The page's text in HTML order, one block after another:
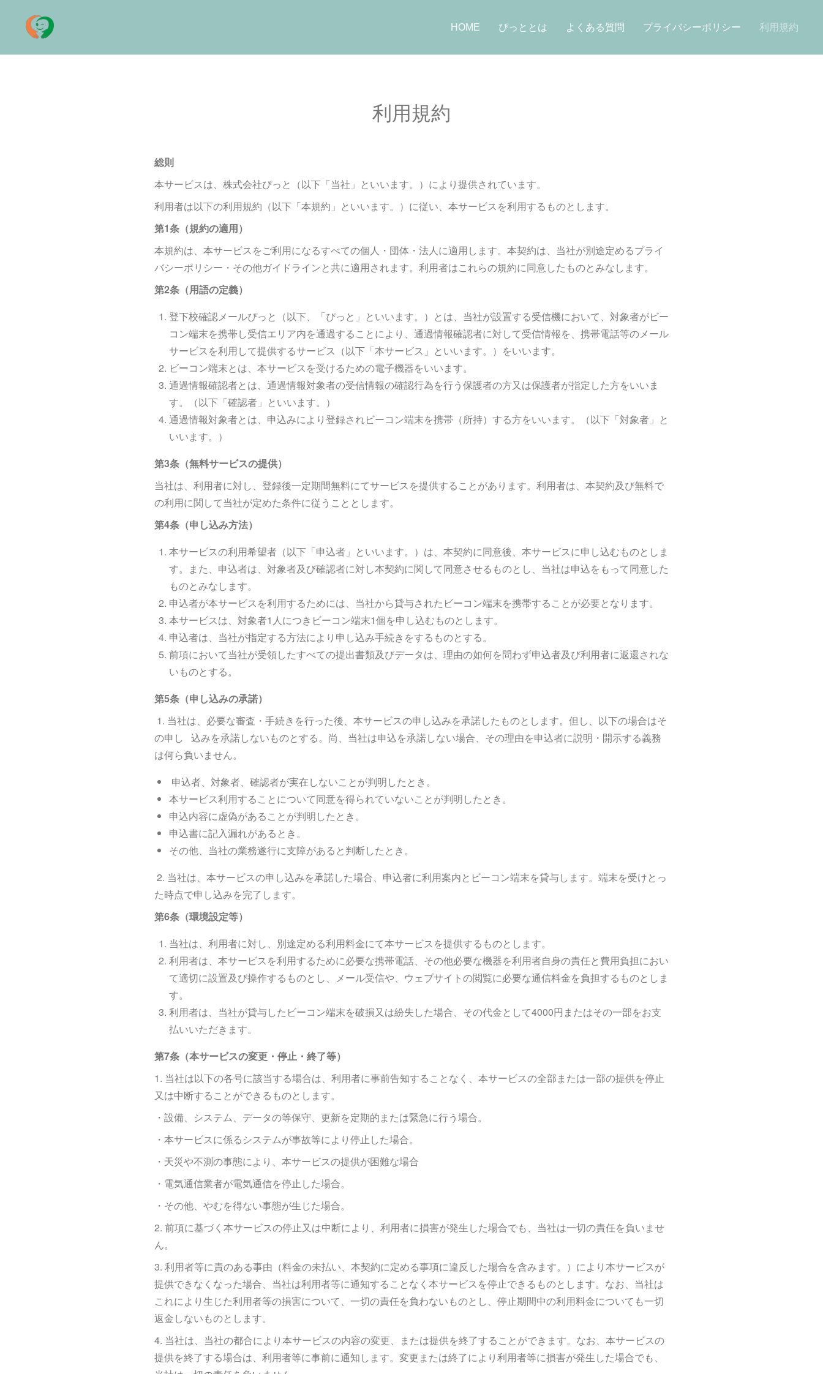
HOME ぴっととは よくある質問 プライバシーポリシー 利用規約
利用規約
総則
本サービスは、株式会社ぴっと（以下「当社」といいます。）により提供されています。
利用者は以下の利用規約（以下「本規約」といいます。）に従い、本サービスを利用するものとします。
第1条（規約の適用）
本規約は、本サービスをご利用になるすべての個人・団体・法人に適用します。本契約は、当社が別途定めるプライ
バシーポリシー・その他ガイドラインと共に適用されます。利用者はこれらの規約に同意したものとみなします。
第2条（用語の定義）
登下校確認メールぴっと（以下、「ぴっと」といいます。）とは、当社が設置する受信機において、対象者がビー
コン端末を携帯し受信エリア内を通過することにより、通過情報確認者に対して受信情報を、携帯電話等のメール
サービスを利用して提供するサービス（以下「本サービス」といいます。）をいいます。
ビーコン端末とは、本サービスを受けるための電子機器をいいます。
通過情報確認者とは、通過情報対象者の受信情報の確認行為を行う保護者の方又は保護者が指定した方をいいま
す。（以下「確認者」といいます。）
通過情報対象者とは、申込みにより登録されビーコン端末を携帯（所持）する方をいいます。（以下「対象者」と
いいます。）
第3条（無料サービスの提供）
当社は、利用者に対し、登録後一定期間無料にてサービスを提供することがあります。利用者は、本契約及び無料で
の利用に関して当社が定めた条件に従うこととします。
第4条（申し込み方法）
本サービスの利用希望者（以下「申込者」といいます。）は、本契約に同意後、本サービスに申し込むものとしま
す。また、申込者は、対象者及び確認者に対し本契約に関して同意させるものとし、当社は申込をもって同意した
ものとみなします。
申込者が本サービスを利用するためには、当社から貸与されたビーコン端末を携帯することが必要となります。
本サービスは、対象者1人につきビーコン端末1個を申し込むものとします。
申込者は、当社が指定する方法により申し込み手続きをするものとする。
前項において当社が受領したすべての提出書類及びデータは、理由の如何を問わず申込者及び利用者に返還されな
いものとする。
第5条（申し込みの承諾）
1. 当社は、必要な審査・手続きを行った後、本サービスの申し込みを承諾したものとします。但し、以下の場合はそ
の申し 込みを承諾しないものとする。尚、当社は申込を承諾しない場合、その理由を申込者に説明・開示する義務
は何ら負いません。
申込者、対象者、確認者が実在しないことが判明したとき。
本サービス利用することについて同意を得られていないことが判明したとき。
申込内容に虚偽があることが判明したとき。
申込書に記入漏れがあるとき。
その他、当社の業務遂行に支障があると判断したとき。
2. 当社は、本サービスの申し込みを承諾した場合、申込者に利用案内とビーコン端末を貸与します。端末を受けとっ
た時点で申し込みを完了します。
第6条（環境設定等）
当社は、利用者に対し、別途定める利用料金にて本サービスを提供するものとします。
利用者は、本サービスを利用するために必要な携帯電話、その他必要な機器を利用者自身の責任と費用負担におい
て適切に設置及び操作するものとし、メール受信や、ウェブサイトの閲覧に必要な通信料金を負担するものとしま
す。
利用者は、当社が貸与したビーコン端末を破損又は紛失した場合、その代金として4000円またはその一部をお支
払いいただきます。
第7条（本サービスの変更・停止・終了等）
1. 当社は以下の各号に該当する場合は、利用者に事前告知することなく、本サービスの全部または一部の提供を停止
又は中断することができるものとします。
・設備、システム、データの等保守、更新を定期的または緊急に行う場合。
・本サービスに係るシステムが事故等により停止した場合。
・天災や不測の事態により、本サービスの提供が困難な場合
・電気通信業者が電気通信を停止した場合。
・その他、やむを得ない事態が生じた場合。
2. 前項に基づく本サービスの停止又は中断により、利用者に損害が発生した場合でも、当社は一切の責任を負いませ
ん。
3. 利用者等に責のある事由（料金の未払い、本契約に定める事項に違反した場合を含みます。）により本サービスが
提供できなくなった場合、当社は利用者等に通知することなく本サービスを停止できるものとします。なお、当社は
これにより生じた利用者等の損害について、一切の責任を負わないものとし、停止期間中の利用料金についても一切
返金しないものとします。
4. 当社は、当社の都合により本サービスの内容の変更、または提供を終了することができます。なお、本サービスの
提供を終了する場合は、利用者等に事前に通知します。変更または終了により利用者等に損害が発生した場合でも、